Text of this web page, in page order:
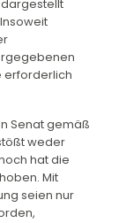
dargestellt
erforderlich
Senat gemäß
weder
hat die
Mit
seien nur